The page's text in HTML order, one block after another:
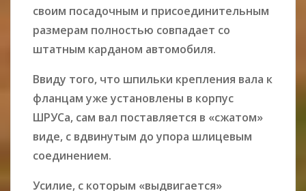
своим посадочным и присоединительным
размерам полностью совпадает со
штатным карданом автомобиля.
Ввиду того, что шпильки крепления вала к
фланцам уже установлены в корпус
ШРУСа, сам вал поставляется в «сжатом»
виде, с вдвинутым до упора шлицевым
соединением.
Усилие, с которым «выдвигается»